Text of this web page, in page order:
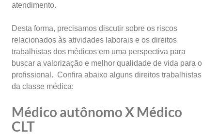
atendimento.
Desta forma, precisamos discutir sobre os riscos
relacionados às atividades laborais e os direitos
trabalhistas dos médicos em uma perspectiva para
buscar a valorização e melhor qualidade de vida para o
profissional. Confira abaixo alguns direitos trabalhistas
da classe médica:
Médico autônomo X Médico
CLT